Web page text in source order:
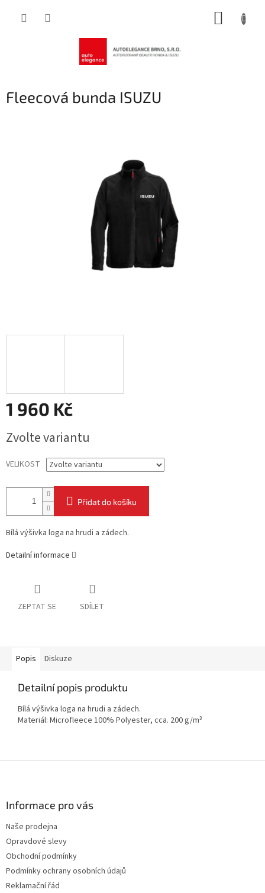
Fleecová bunda ISUZU
1 960 Kč
cena:
Zvolte variantu
VELIKOST
Přidat do košíku
Bílá výšivka loga na hrudi a zádech.
Detailní informace
ZEPTAT SE SDÍLET
Popis Diskuze
Detailní popis produktu
Bílá výšivka loga na hrudi a zádech.
Materiál: Microfleece 100% Polyester, cca. 200 g/m³
Informace pro vás
Naše prodejna
Opravdové slevy
Obchodní podmínky
Podmínky ochrany osobních údajů
Reklamační řád